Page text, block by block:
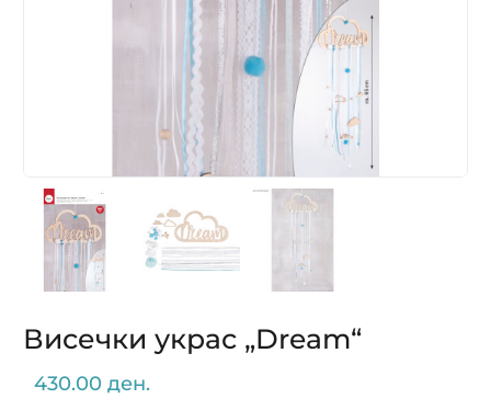
Висечки украс „Dream“
430.00 ден.